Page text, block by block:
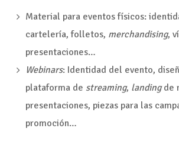
Material para eventos físicos:
cartelería, folletos, merchandising,
presentaciones…
Webinars: Identidad del evento,
plataforma de streaming, landingde
presentaciones, piezas para las
promoción…